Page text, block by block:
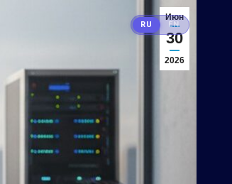
Июн
30
2026
RU EN